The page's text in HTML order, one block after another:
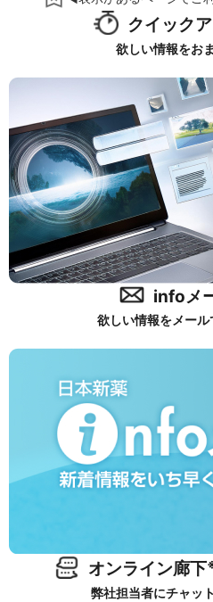
クイック
欲しい情報をお
infoメ
欲しい情報をメール
オンライン廊下
弊社担当者にチャッ